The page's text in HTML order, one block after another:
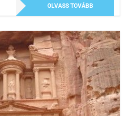
OLVASS TOVÁBB